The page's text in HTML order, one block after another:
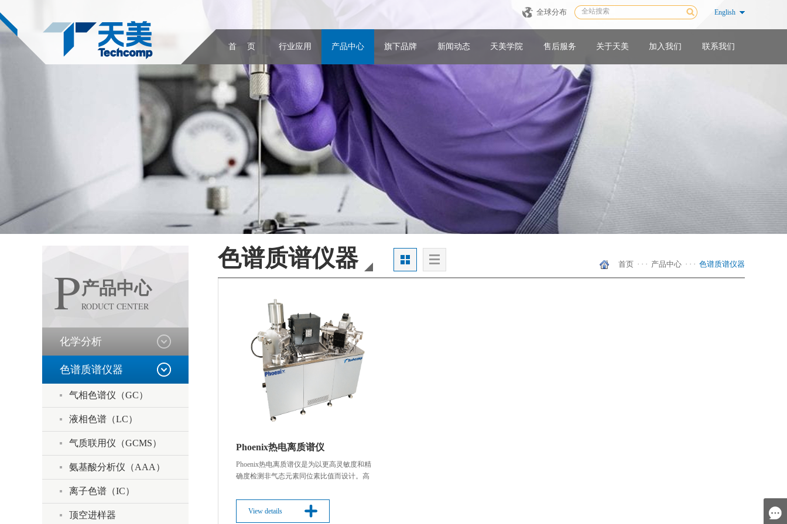
需要到您的邮箱完成验证才可登录
天美（美洲）
全球分布 English
首 页 行业应用 产品中心 旗下品牌 新闻动态 天美学院 售后服务 关于天美 加入我们 联系我们
P产品中心
RODUCT CENTER
化学分析
色谱质谱仪器
气相色谱仪（GC）
液相色谱（LC）
气质联用仪（GCMS）
氨基酸分析仪（AAA）
离子色谱（IC）
顶空进样器
首页 · · · 产品中心 · · · 色谱质谱仪器
色谱质谱仪器
Phoenix热电离质谱仪
Phoenix热电离质谱仪是为以更高灵敏度和精
确度检测非气态元素同位素比值而设计。高
域高真空组合的精心设计。高精确度取决于
高灵敏度，低噪音值，稳定的检测器系统；
View details